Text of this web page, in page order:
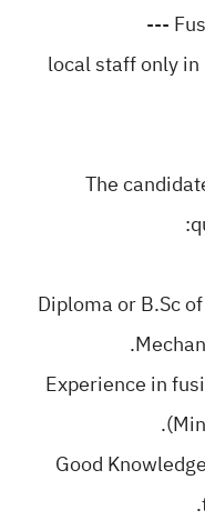
local staff only
The
1-Diploma or B.Sc
2-Experience in
3-Good